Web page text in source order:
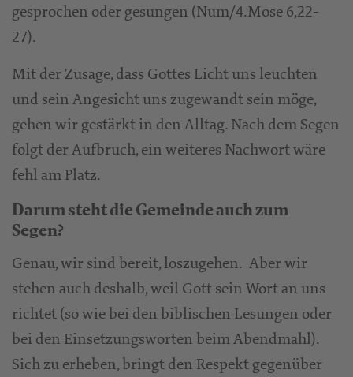
gesprochen oder gesungen (Num/4.Mose 6,22-
27).
Mit der Zusage, dass Gottes Licht uns leuchten
und sein Angesicht uns zugewandt sein möge,
gehen wir gestärkt in den Alltag. Nach dem Segen
folgt der Aufbruch, ein weiteres Nachwort wäre
fehl am Platz.
Darum steht die Gemeinde auch zum
Segen?
Genau, wir sind bereit, loszugehen. Aber wir
stehen auch deshalb, weil Gott sein Wort an uns
richtet (so wie bei den biblischen Lesungen oder
bei den Einsetzungsworten beim Abendmahl).
Sich zu erheben, bringt den Respekt gegenüber